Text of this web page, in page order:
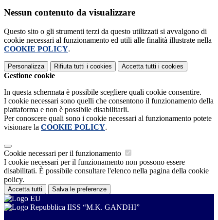
Nessun contenuto da visualizzare
Questo sito o gli strumenti terzi da questo utilizzati si avvalgono di
cookie necessari al funzionamento ed utili alle finalità illustrate nella
COOKIE POLICY.
Personalizza Rifiuta tutti i cookies Accetta tutti i cookies
Gestione cookie
In questa schermata è possibile scegliere quali cookie consentire.
I cookie necessari sono quelli che consentono il funzionamento della
piattaforma e non è possibile disabilitarli.
Per conoscere quali sono i cookie necessari al funzionamento potete
visionare la COOKIE POLICY.
Cookie necessari per il funzionamento
I cookie necessari per il funzionamento non possono essere
disabilitati. È possibile consultare l'elenco nella pagina della cookie
policy.
Accetta tutti Salva le preferenze
IISS “M.K. GANDHI”